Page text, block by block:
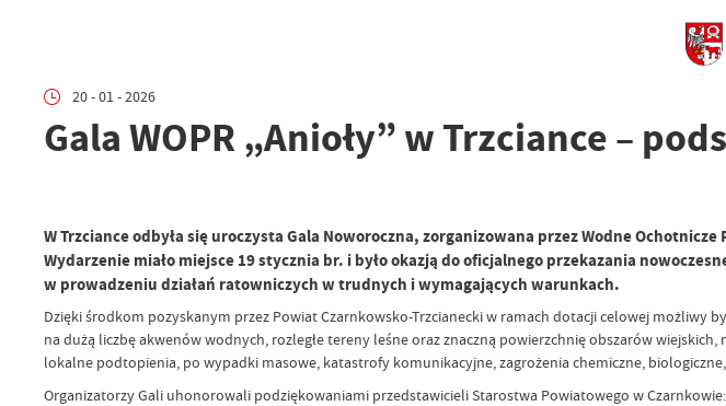
20 - 01 - 2026
Gala WOPR „Anioły” w Trzciance –
W Trzciance odbyła się uroczysta Gala Noworoczna, zorganizowana przez Wodne
Wydarzenie miało miejsce 19 stycznia br. i było okazją do oficjalnego przekazania
w prowadzeniu działań ratowniczych w trudnych i wymagających warunkach.
Dzięki środkom pozyskanym przez Powiat Czarnkowsko-Trzcianecki w ramach dotacji celowej możliwy
na dużą liczbę akwenów wodnych, rozległe tereny leśne oraz znaczną powierzchnię obszarów
lokalne podtopienia, po wypadki masowe, katastrofy komunikacyjne, zagrożenia chemiczne,
Organizatorzy Gali uhonorowali podziękowaniami przedstawicieli Starostwa Powiatowego w